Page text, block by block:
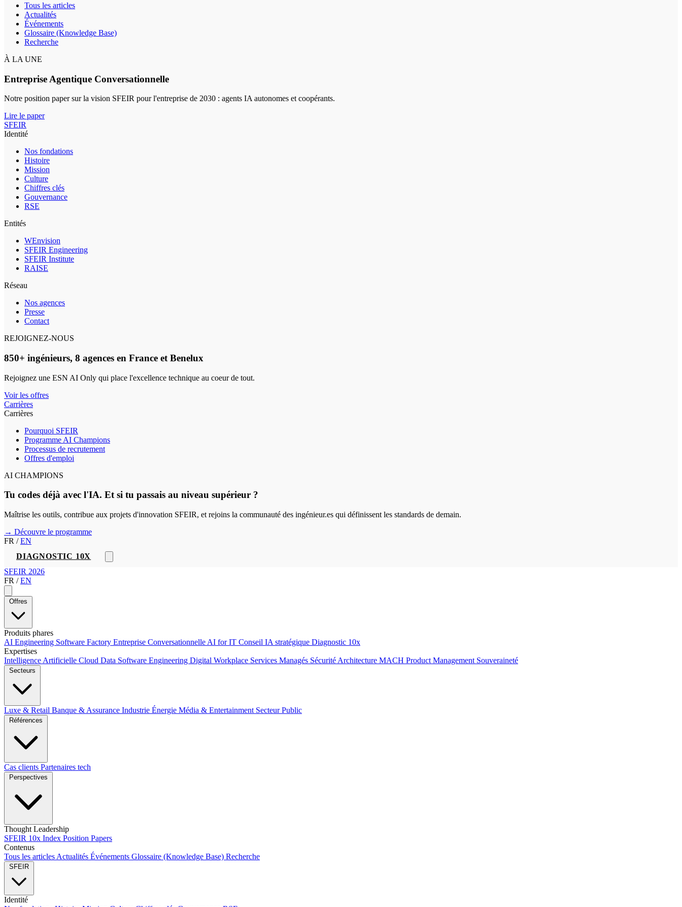
Tous les articles
Actualités
Événements
Glossaire (Knowledge Base)
Recherche
À LA UNE
Entreprise Agentique Conversationnelle
Notre position paper sur la vision SFEIR pour l'entreprise de 2030 : agents IA autonomes et coopérants.
Lire le paper
SFEIR
Identité
Nos fondations
Histoire
Mission
Culture
Chiffres clés
Gouvernance
RSE
Entités
WEnvision
SFEIR Engineering
SFEIR Institute
RAISE
Réseau
Nos agences
Presse
Contact
REJOIGNEZ-NOUS
850+ ingénieurs, 8 agences en France et Benelux
Rejoignez une ESN AI Only qui place l'excellence technique au coeur de tout.
Voir les offres
Carrières
Carrières
Pourquoi SFEIR
Programme AI Champions
Processus de recrutement
Offres d'emploi
AI CHAMPIONS
Tu codes déjà avec l'IA. Et si tu passais au niveau supérieur ?
Maîtrise les outils, contribue aux projets d'innovation SFEIR, et rejoins la communauté des ingénieur.es qui définissent les standards de demain.
→ Découvre le programme
FR / EN
DIAGNOSTIC 10X
SFEIR 2026
FR / EN
Offres
Produits phares
AI Engineering Software Factory Entreprise Conversationnelle AI for IT Conseil IA stratégique Diagnostic 10x
Expertises
Intelligence Artificielle Cloud Data Software Engineering Digital Workplace Services Managés Sécurité Architecture MACH Product Management Souveraineté
Secteurs
Luxe & Retail Banque & Assurance Industrie Énergie Média & Entertainment Secteur Public
Références
Cas clients Partenaires tech
Perspectives
Thought Leadership
SFEIR 10x Index Position Papers
Contenus
Tous les articles Actualités Événements Glossaire (Knowledge Base) Recherche
SFEIR
Identité